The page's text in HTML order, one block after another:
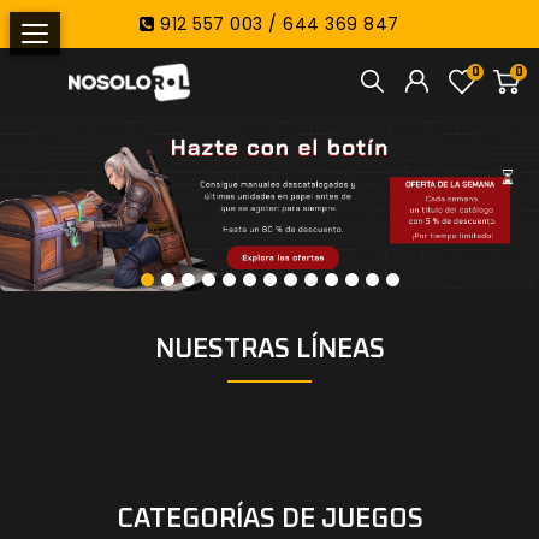
912 557 003 / 644 369 847
0
0
NUESTRAS LÍNEAS
Comedia distópica, traición y
burocracia mortal al servicio de El
VER LA LÍNEA
Romance y horror cósmico en el
CATEGORÍAS DE JUEGOS